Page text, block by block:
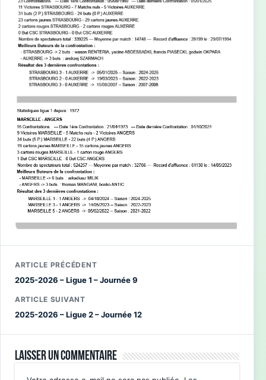
ARTICLE PRÉCÉDENT
2025-2026 – Ligue 1 – Journée 9
ARTICLE SUIVANT
2025-2026 – Ligue 2 – Journée 12
Laisser un commentaire